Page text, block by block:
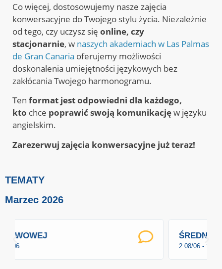
Co więcej, dostosowujemy nasze zajęcia
konwersacyjne do Twojego stylu życia. Niezależnie
od tego, czy uczysz się online, czy
stacjonarnie, w naszych akademiach w Las Palmas
de Gran Canaria oferujemy możliwości
doskonalenia umiejętności językowych bez
zakłócania Twojego harmonogramu.
Ten format jest odpowiedni dla każdego,
kto chce poprawić swoją komunikacjęw języku
angielskim.
Zarezerwuj zajęcia konwersacyjne już teraz!
TEMATY
Marzec 2026
ŚREDNIOZAAWANSOWANY